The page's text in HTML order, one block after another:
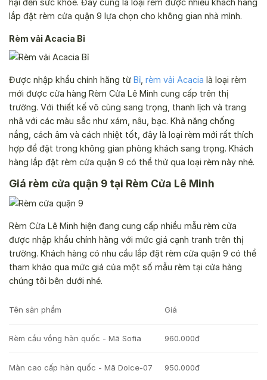
hại đến sức khỏe. Đây cũng là loại rèm được nhiều khách hàng
lắp đặt rèm cửa quận 9 lựa chọn cho không gian nhà mình.
Rèm vải Acacia Bỉ
Được nhập khẩu chính hãng từ Bỉ rèm vải Acacia là loại rèm
mới được cửa hàng Rèm Cửa Lê Minh cung cấp trên thị
trường. Với thiết kế vô cùng sang trọng, thanh lịch và trang
nhã với các màu sắc như xám, nâu, bạc. Khả năng chống
nắng, cách âm và cách nhiệt tốt, đây là loại rèm mới rất thích
hợp để đặt trong không gian phòng khách sang trọng. Khách
hàng lắp đặt rèm cửa quận 9 có thể thử qua loại rèm này nhé.
Giá rèm cửa quận 9 tại Rèm Cửa Lê Minh
Rèm Cửa Lê Minh hiện đang cung cấp nhiều mẫu rèm cửa
được nhập khẩu chính hãng với mức giá cạnh tranh trên thị
trường. Khách hàng có nhu cầu lắp đặt rèm cửa quận 9 có thể
tham khảo qua mức giá của một số mẫu rèm tại cửa hàng
chúng tôi bên dưới nhé.
Tên sản phẩm Giá
Rèm cầu vồng hàn quốc - Mã Sofia 960.000đ
Màn cao cấp hàn quốc - Mã Dolce-07 950.000đ